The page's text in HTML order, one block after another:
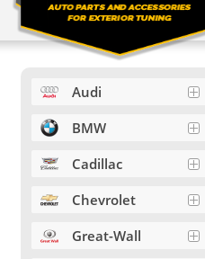
Audi
BMW
Cadillac
Chevrolet
Great-Wall